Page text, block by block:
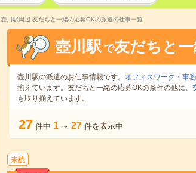
壺川駅周辺 友だちと一緒の応募OKの派遣の仕事一覧
壺川駅 で友だちと
壺川駅の派遣のお仕事情報です。 オフィスワーク・事
揃えています。友だちと一緒の応募OKの条件の他に、
も取り揃えています。
27 件中 1 ～ 27 件を表示中
未読